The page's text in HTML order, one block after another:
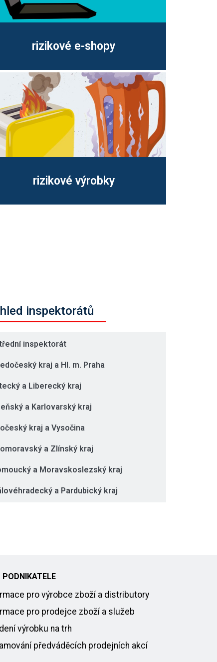
rizikové e-shopy
rizikové výrobky
inspektorátů
inspektorát
kraj a Hl. m. Praha
a Liberecký kraj
a Karlovarský kraj
kraj a Vysočina
a Zlínský kraj
a Moravskoslezský kraj
a Pardubický kraj
PODNIKATELE
pro výrobce zboží a distributory
pro prodejce zboží a služeb
výrobku na trh
předváděcích prodejních akcí